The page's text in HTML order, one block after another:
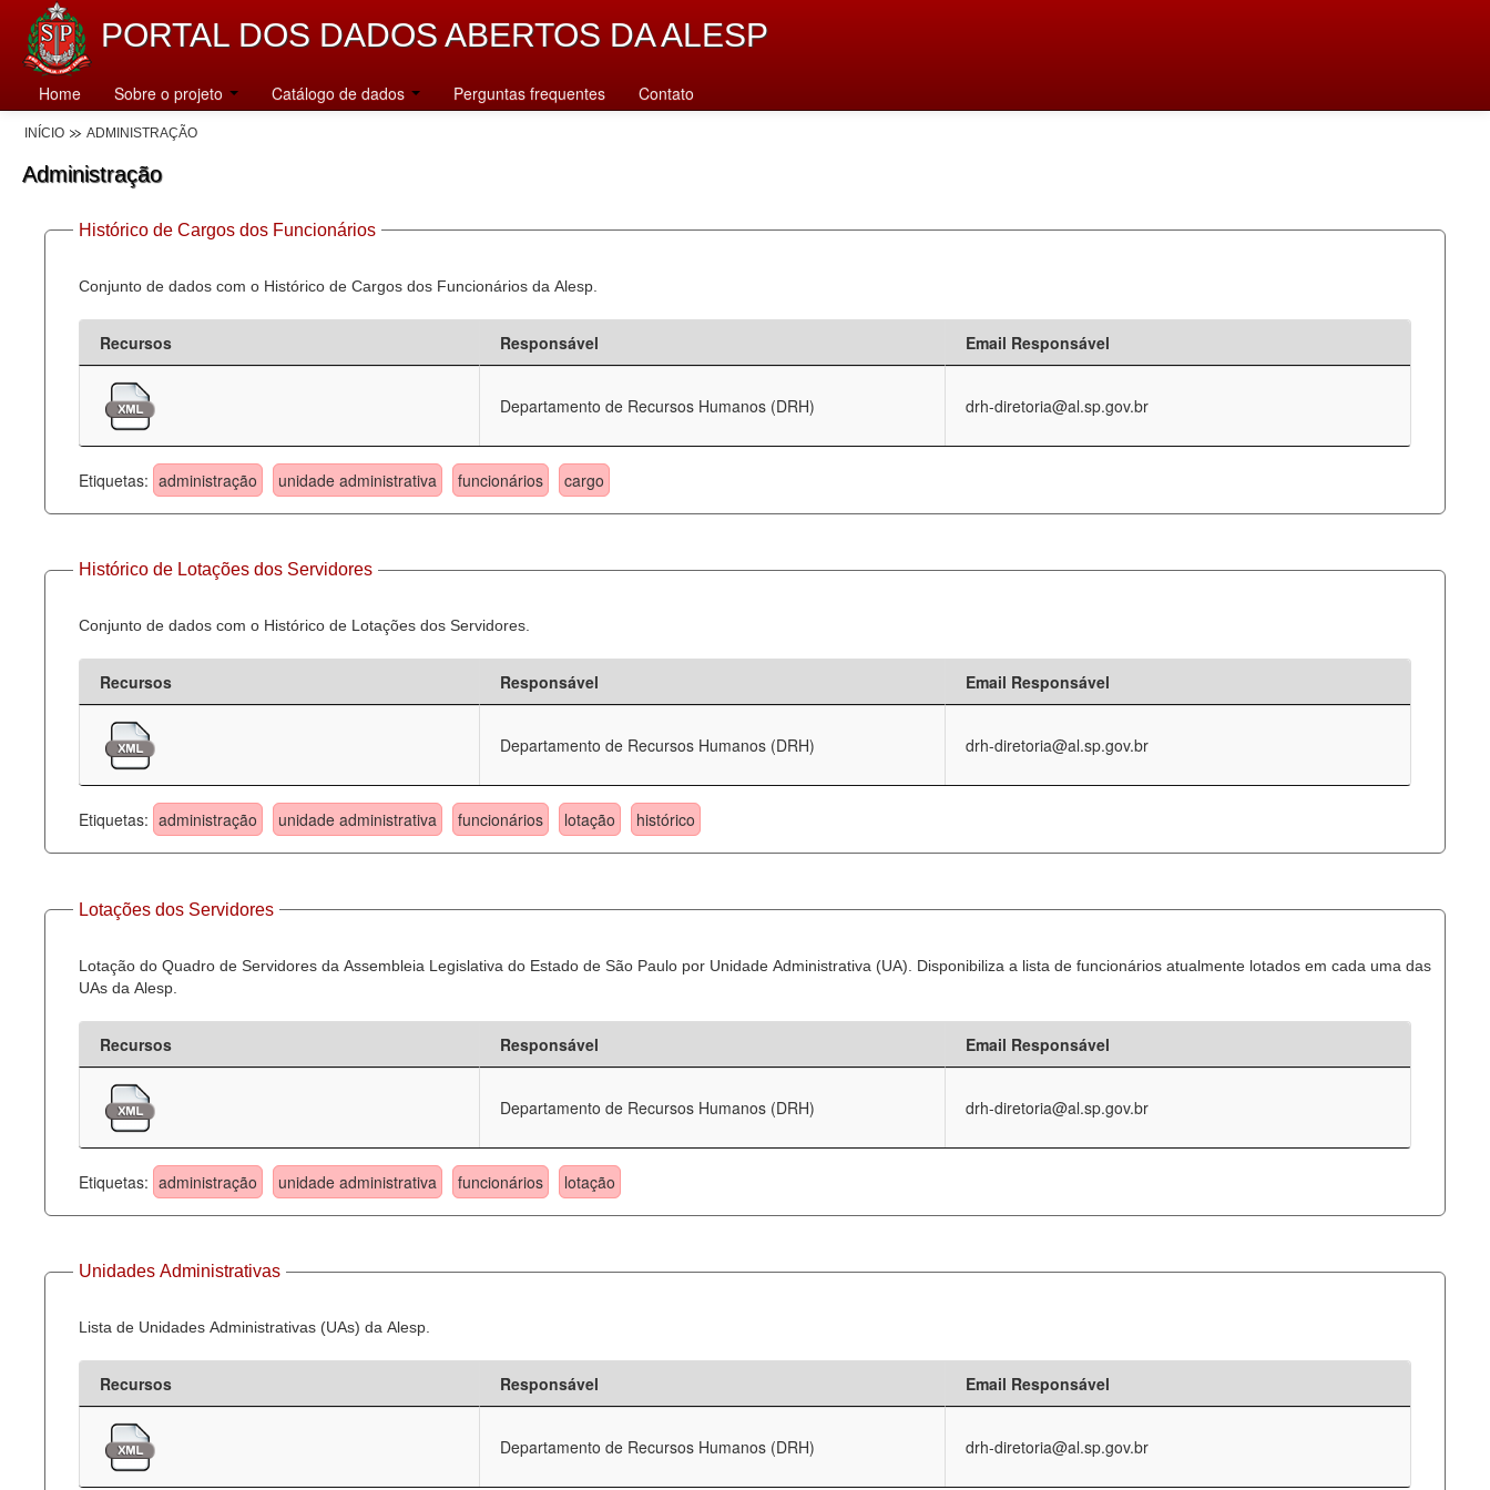
PORTAL DOS DADOS ABERTOS DA ALESP
Home Sobre o projeto Catálogo de dados Perguntas frequentes Contato
INÍCIO ADMINISTRAÇÃO
Administração
Histórico de Cargos dos Funcionários
Conjunto de dados com o Histórico de Cargos dos Funcionários da Alesp.
Recursos Responsável Email Responsável
Departamento de Recursos Humanos (DRH) drh-diretoria@al.sp.gov.br
Etiquetas: administração unidade administrativa funcionários cargo
Histórico de Lotações dos Servidores
Conjunto de dados com o Histórico de Lotações dos Servidores.
Recursos Responsável Email Responsável
Departamento de Recursos Humanos (DRH) drh-diretoria@al.sp.gov.br
Etiquetas: administração unidade administrativa funcionários lotação histórico
Lotações dos Servidores
Lotação do Quadro de Servidores da Assembleia Legislativa do Estado de São Paulo por Unidade Administrativa (UA). Disponibiliza a lista de funcionários atualmente lotados em cada uma das
UAs da Alesp.
Recursos Responsável Email Responsável
Departamento de Recursos Humanos (DRH) drh-diretoria@al.sp.gov.br
Etiquetas: administração unidade administrativa funcionários lotação
Unidades Administrativas
Lista de Unidades Administrativas (UAs) da Alesp.
Recursos Responsável Email Responsável
Departamento de Recursos Humanos (DRH) drh-diretoria@al.sp.gov.br